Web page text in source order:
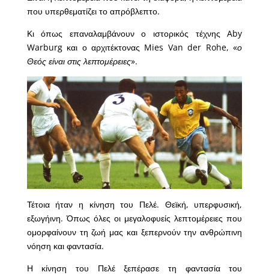
που υπερθεματίζει το απρόβλεπτο.
Κι όπως επαναλαμβάνουν ο ιστορικός τέχνης Aby
Warburg και ο αρχιτέκτονας Mies Van der Rohe, «ο
Θεός είναι στις λεπτομέρειες».
Τέτοια ήταν η κίνηση του Πελέ. Θεϊκή, υπερφυσική,
εξωγήινη. Όπως όλες οι μεγαλοφυείς λεπτομέρειες που
ομορφαίνουν τη ζωή μας και ξεπερνούν την ανθρώπινη
νόηση και φαντασία.
Η κίνηση του Πελέ ξεπέρασε τη φαντασία του